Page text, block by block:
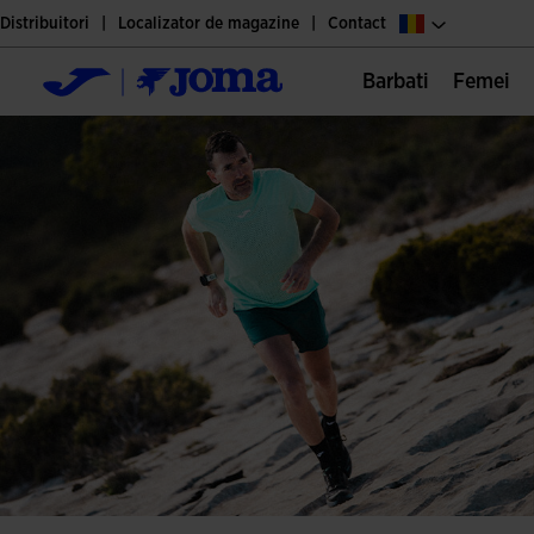
Distribuitori Localizator de magazine Contact
Barbati Femei